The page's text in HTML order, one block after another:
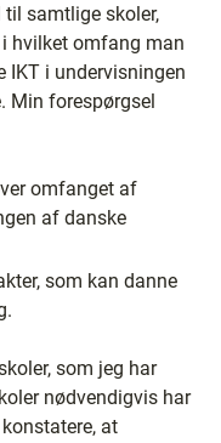
til samtlige skoler,
hvilket omfang man
IKT i undervisningen
Min forespørgsel
omfanget af
af danske
som kan danne
som jeg har
nødvendigvis har
at